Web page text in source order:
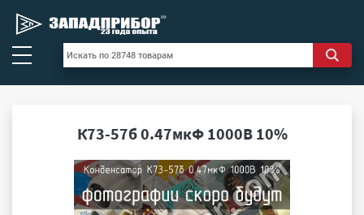
К73-57б 0.47мкФ 1000В 10%